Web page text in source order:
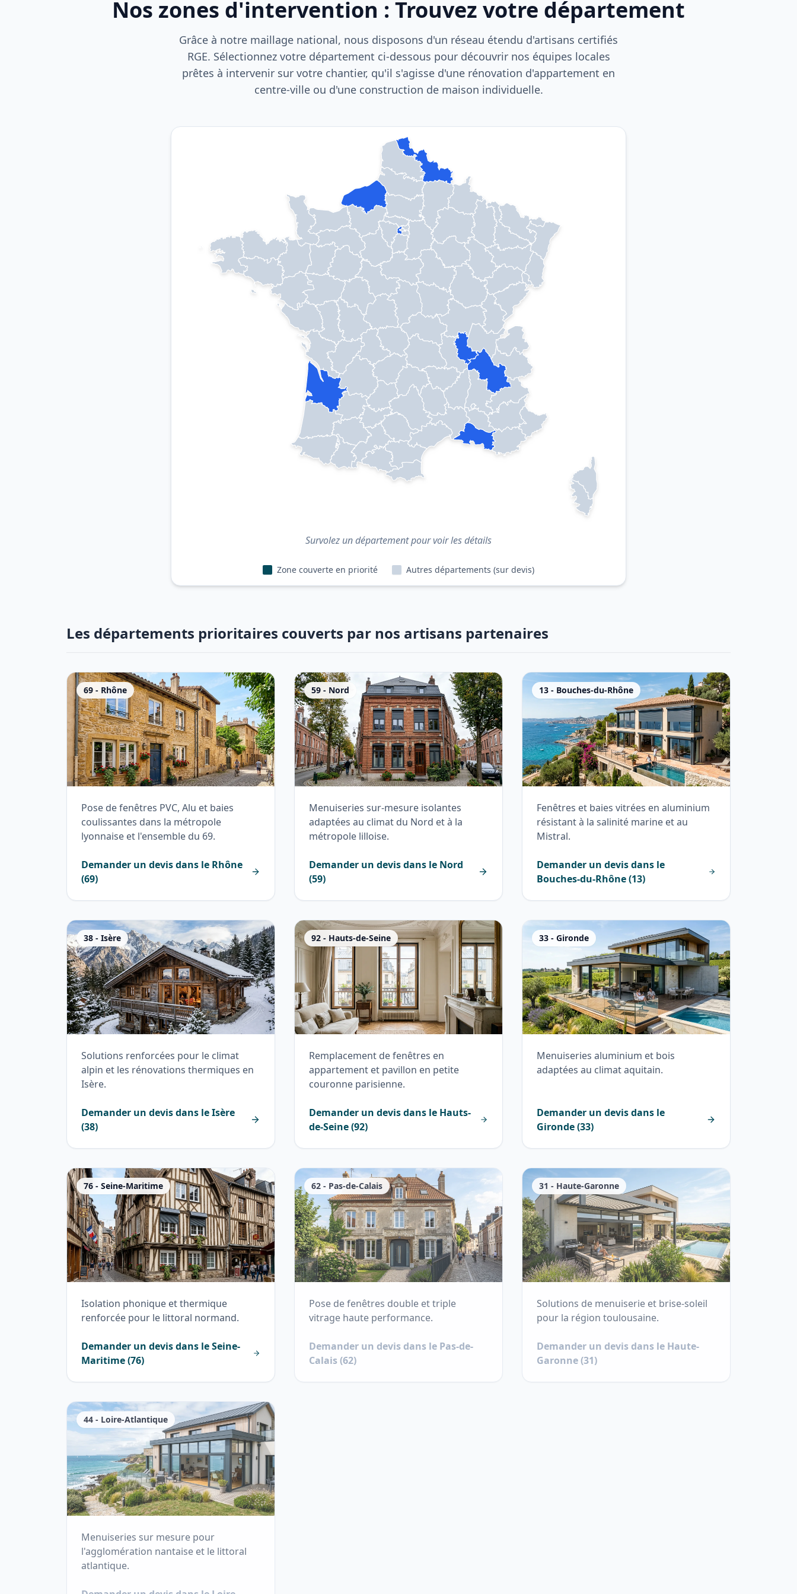
Nos zones d'intervention : Trouvez votre département
Grâce à notre maillage national, nous disposons d'un réseau étendu d'artisans certifiés
RGE. Sélectionnez votre département ci-dessous pour découvrir nos équipes locales
prêtes à intervenir sur votre chantier, qu'il s'agisse d'une rénovation d'appartement en
centre-ville ou d'une construction de maison individuelle.
Survolez un département pour voir les détails
Zone couverte en priorité Autres départements (sur devis)
Les départements prioritaires couverts par nos artisans partenaires
69 - Rhône
Pose de fenêtres PVC, Alu et baies
coulissantes dans la métropole
lyonnaise et l'ensemble du 69.
Demander un devis dans le Rhône
(69)
59 - Nord
Menuiseries sur-mesure isolantes
adaptées au climat du Nord et à la
métropole lilloise.
Demander un devis dans le Nord
(59)
13 - Bouches-du-Rhône
Fenêtres et baies vitrées en aluminium
résistant à la salinité marine et au
Mistral.
Demander un devis dans le
Bouches-du-Rhône(13)
38 - Isère
Solutions renforcées pour le climat
alpin et les rénovations thermiques en
Isère.
Demander un devis dans leIsère
(38)
92 - Hauts-de-Seine
Remplacement de fenêtres en
appartement et pavillon en petite
couronne parisienne.
Demander un devis dans le Hauts-
de-Seine(92)
33 - Gironde
Menuiseries aluminium et bois
adaptées au climat aquitain.
Demander un devis dans le
Gironde(33)
76 - Seine-Maritime
Isolation phonique et thermique
renforcée pour le littoral normand.
Demander un devis dans leSeine-
Maritime(76)
62 - Pas-de-Calais
Pose de fenêtres double et triple
vitrage haute performance.
Demander un devis dans le Pas-de-
Calais(62)
31 - Haute-Garonne
Solutions de menuiserie et brise-soleil
pour la région toulousaine.
Demander un devis dans le Haute-
Garonne(31)
44 - Loire-Atlantique
Menuiseries sur mesure pour
l'agglomération nantaise et le littoral
atlantique.